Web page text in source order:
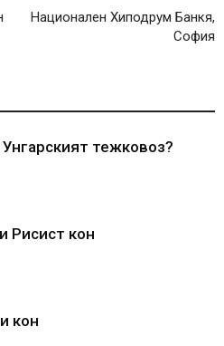
Национален Хиподрум Банкя,
София
тежковоз?
Рисист кон
кон